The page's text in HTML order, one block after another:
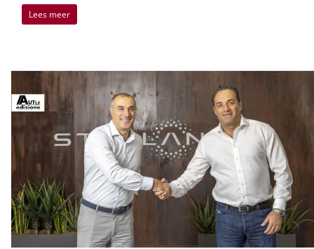
Lees meer